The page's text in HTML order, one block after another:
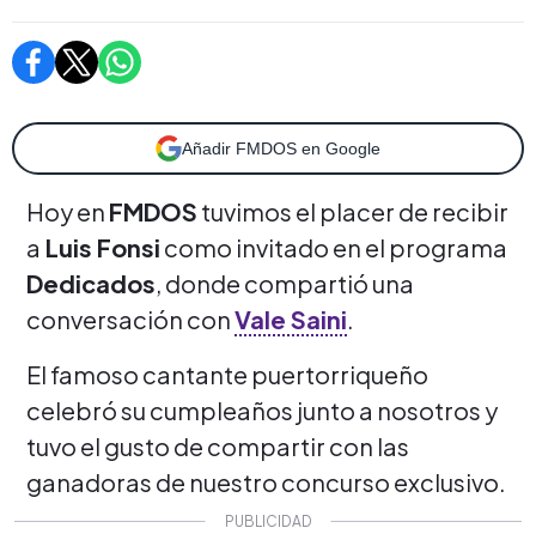
Añadir FMDOS en Google
Hoy en FMDOS tuvimos el placer de recibir
a Luis Fonsi como invitado en el programa
Dedicados, donde compartió una
conversación conVale Saini.
El famoso cantante puertorriqueño
celebró su cumpleaños junto a nosotros y
tuvo el gusto de compartir con las
ganadoras de nuestro concurso exclusivo.